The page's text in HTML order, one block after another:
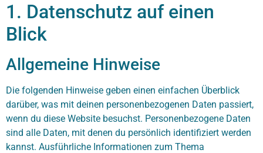
1. Datenschutz auf einen
Blick
Allgemeine Hinweise
Die folgenden Hinweise geben einen einfachen Überblick
darüber, was mit deinen personenbezogenen Daten passiert,
wenn du diese Website besuchst. Personenbezogene Daten
sind alle Daten, mit denen du persönlich identifiziert werden
kannst. Ausführliche Informationen zum Thema